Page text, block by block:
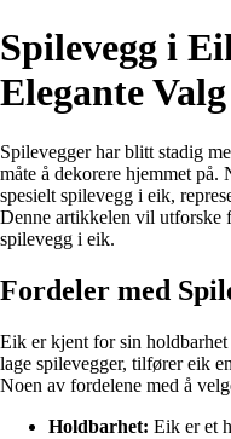
Spilevegg i
Elegante Valg
Spilevegger har blitt stadig
måte å dekorere hjemmet
spesielt spilevegg i eik,
Denne artikkelen vil utforske
spilevegg i eik.
Fordeler med
Eik er kjent for sin
lage spilevegger, tilfører eik
Noen av fordelene med å
Holdbarhet: Eik er et